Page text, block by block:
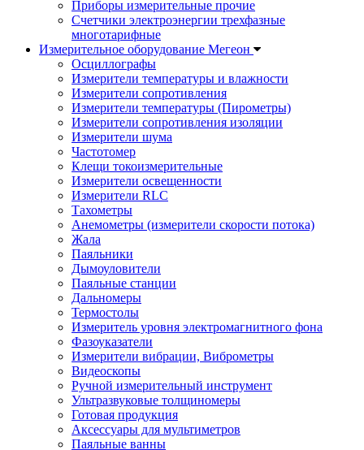
Приборы измерительные прочие
Счетчики электроэнергии трехфазные
многотарифные
Измерительное оборудование Мегеон
Осциллографы
Измерители температуры и влажности
Измерители сопротивления
Измерители температуры (Пирометры)
Измерители сопротивления изоляции
Измерители шума
Частотомер
Клещи токоизмерительные
Измерители освещенности
Измерители RLC
Тахометры
Анемометры (измерители скорости потока)
Жала
Паяльники
Дымоуловители
Паяльные станции
Дальномеры
Термостолы
Измеритель уровня электромагнитного фона
Фазоуказатели
Измерители вибрации, Виброметры
Видеоскопы
Ручной измерительный инструмент
Ультразвуковые толщиномеры
Готовая продукция
Аксессуары для мультиметров
Паяльные ванны